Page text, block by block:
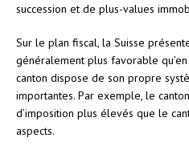
succession et de plus-values
Sur le plan fiscal, la Suisse
généralement plus favorable
canton dispose de son propre
importantes. Par exemple, le
d’imposition plus élevés que le
aspects.